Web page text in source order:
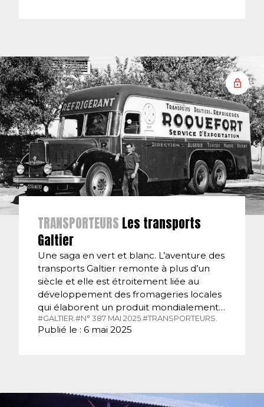
TRANSPORTEURS Les transports
Galtier
Une saga en vert et blanc. L’aventure des
transports Galtier remonte à plus d’un
siècle et elle est étroitement liée au
développement des fromageries locales
qui élaborent un produit mondialement…
#GALTIER.#N° 387 MAI 2025.#TRANSPORTEURS.
Publié le : 6 mai 2025